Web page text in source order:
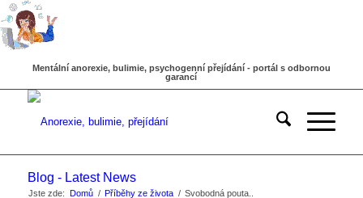
Mentální anorexie, bulimie, psychogenní přejídání - portál s odbornou
garancí
Blog - Latest News
Jste zde: Domů / Příběhy ze života / Svobodná pouta..